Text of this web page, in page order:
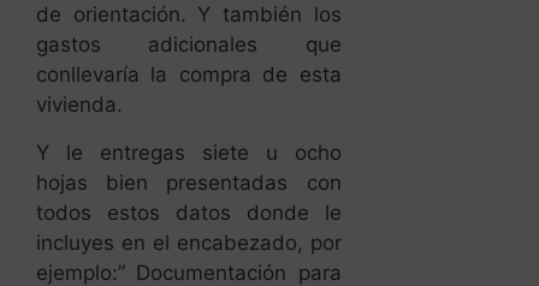
de orientación. Y también los
gastos adicionales que
conllevaría la compra de esta
vivienda.
Y le entregas siete u ocho
hojas bien presentadas con
todos estos datos donde le
incluyes en el encabezado, por
ejemplo:” Documentación para